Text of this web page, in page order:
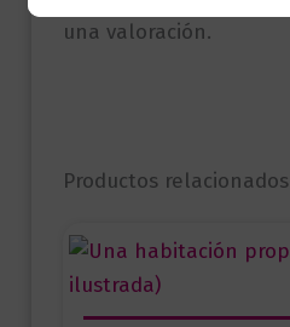
una valoración.
Productos relacionados